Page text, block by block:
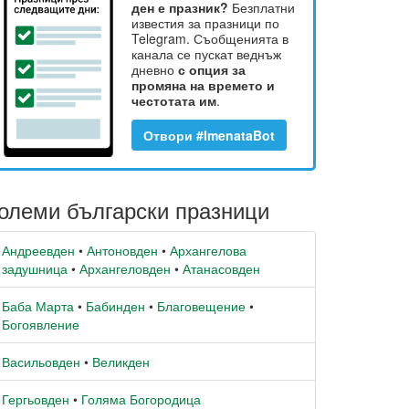
ден е празник? Безплатни
известия за празници по
Telegram. Съобщенията в
канала се пускат веднъж
дневно с опция за
промяна на времето и
честотата им.
Отвори #ImenataBot
български празници
Андреевден • Антоновден • Архангелова
задушница • Архангеловден • Атанасовден
Баба Марта • Бабинден • Благовещение •
Богоявление
Васильовден • Великден
Гергьовден • Голяма Богородица